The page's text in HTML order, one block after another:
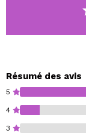
Résumé des avis
5
4
3